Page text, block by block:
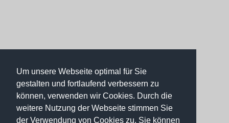
Um unsere Webseite optimal für Sie
gestalten und fortlaufend verbessern zu
können, verwenden wir Cookies. Durch die
weitere Nutzung der Webseite stimmen Sie
der Verwendung von Cookies zu. Sie können